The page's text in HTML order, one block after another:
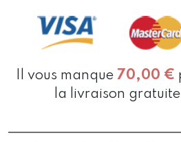
Il vous manque 70,00 €
la livraison